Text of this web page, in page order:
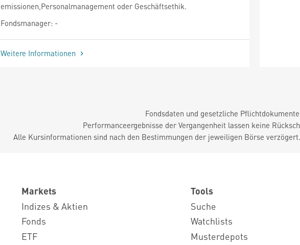
emissionen,Personalmanagement oder Geschäftsethik.
Fondsmanager: -
Weitere Informationen
Fondsdaten und gesetzliche
Performanceergebnisse der Vergangenheit lassen keine
Alle Kursinformationen sind nach den Bestimmungen der jeweiligen Börse
Markets
Indizes & Aktien
Fonds
ETF
Tools
Suche
Watchlists
Musterdepots